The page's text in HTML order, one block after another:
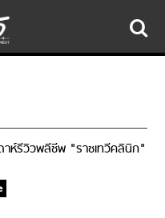
ห์รีวิวพลีชีพ "ราชเทวีคลินิก"